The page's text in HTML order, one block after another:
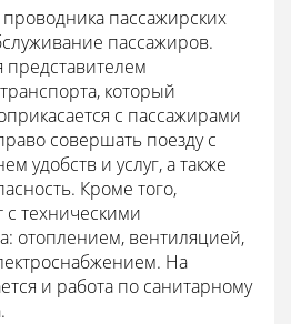
пассажирских
пассажиров.
представителем
который
с пассажирами
совершать поезду с
удобств и услуг, а также
Кроме того,
с техническими
отоплением, вентиляцией,
На
и работа по санитарному